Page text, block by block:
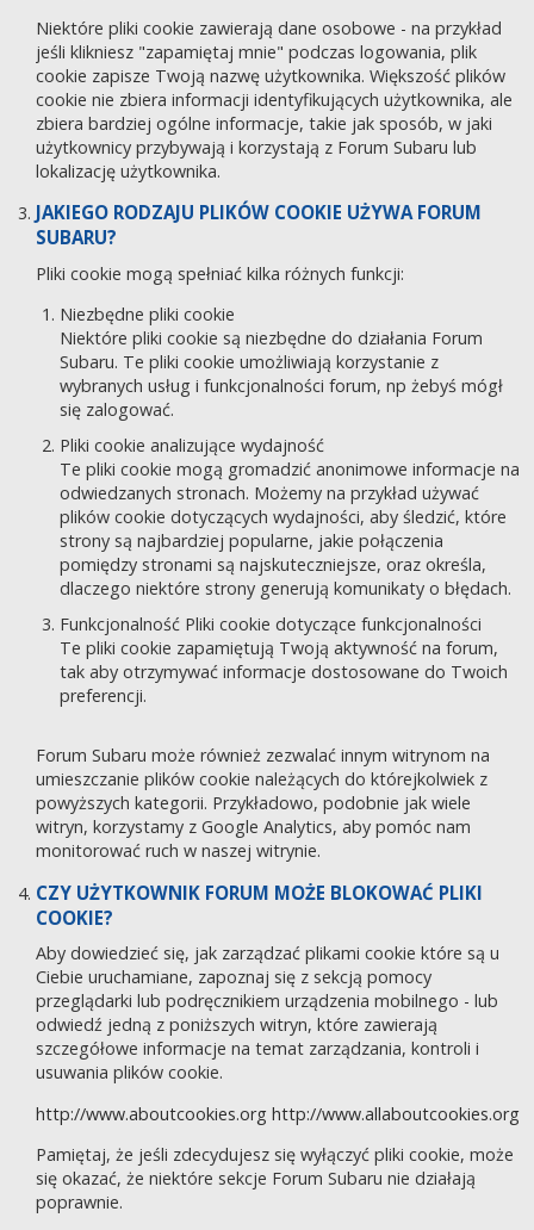
Niektóre pliki cookie zawierają dane osobowe - na przykład
jeśli klikniesz "zapamiętaj mnie" podczas logowania, plik
cookie zapisze Twoją nazwę użytkownika. Większość plików
cookie nie zbiera informacji identyfikujących użytkownika, ale
zbiera bardziej ogólne informacje, takie jak sposób, w jaki
użytkownicy przybywają i korzystają z Forum Subaru lub
lokalizację użytkownika.
JAKIEGO RODZAJU PLIKÓW COOKIE UŻYWA FORUM
SUBARU?
Pliki cookie mogą spełniać kilka różnych funkcji:
Niezbędne pliki cookie
Niektóre pliki cookie są niezbędne do działania Forum
Subaru. Te pliki cookie umożliwiają korzystanie z
wybranych usług i funkcjonalności forum, np żebyś mógł
się zalogować.
Pliki cookie analizujące wydajność
Te pliki cookie mogą gromadzić anonimowe informacje na
odwiedzanych stronach. Możemy na przykład używać
plików cookie dotyczących wydajności, aby śledzić, które
strony są najbardziej popularne, jakie połączenia
pomiędzy stronami są najskuteczniejsze, oraz określa,
dlaczego niektóre strony generują komunikaty o błędach.
Funkcjonalność Pliki cookie dotyczące funkcjonalności
Te pliki cookie zapamiętują Twoją aktywność na forum,
tak aby otrzymywać informacje dostosowane do Twoich
preferencji.
Forum Subaru może również zezwalać innym witrynom na
umieszczanie plików cookie należących do którejkolwiek z
powyższych kategorii. Przykładowo, podobnie jak wiele
witryn, korzystamy z Google Analytics, aby pomóc nam
monitorować ruch w naszej witrynie.
CZY UŻYTKOWNIK FORUM MOŻE BLOKOWAĆ PLIKI
COOKIE?
Aby dowiedzieć się, jak zarządzać plikami cookie które są u
Ciebie uruchamiane, zapoznaj się z sekcją pomocy
przeglądarki lub podręcznikiem urządzenia mobilnego - lub
odwiedź jedną z poniższych witryn, które zawierają
szczegółowe informacje na temat zarządzania, kontroli i
usuwania plików cookie.
http://www.aboutcookies.org http://www.allaboutcookies.org
Pamiętaj, że jeśli zdecydujesz się wyłączyć pliki cookie, może
się okazać, że niektóre sekcje Forum Subaru nie działają
poprawnie.